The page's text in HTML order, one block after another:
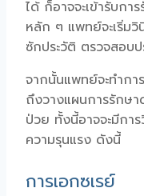
ได้ ก็อาจจะเข้ารับก
หลัก ๆ แพทย์จะเริ่ม
ซักประวัติ ตรวจสอบ
จากนั้นแพทย์จะทำกา
ถึงวางแผนการรักษ
ป่วย ทั้งนี้อาจจะมีกา
ความรุนแรง ดังนี้
การเอกซเรย์